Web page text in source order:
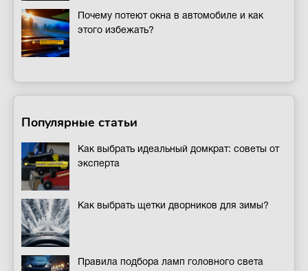
Почему потеют окна в автомобиле и как
этого избежать?
Популярные статьи
Как выбрать идеальный домкрат: советы от
эксперта
Как выбрать щетки дворников для зимы?
Правила подбора ламп головного света